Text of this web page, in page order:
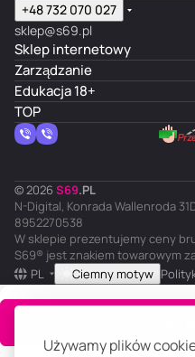
Używamy plików
+48 732 070 027
sklep@s69.pl
Sklep internetowy
Zarządzanie
Edukacja 18+
TOP
© 2026 S69.PL
N-Digital, Konrada Wallenroda
8952270538
W sklepie prezentujemy ceny
S69® jest znakiem towarowym
PL
Ciemny motyw